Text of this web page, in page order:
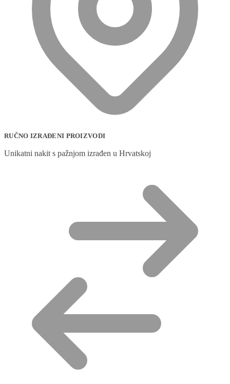
RUČNO IZRAĐENI PROIZVODI
Unikatni nakit s pažnjom izrađen u Hrvatskoj